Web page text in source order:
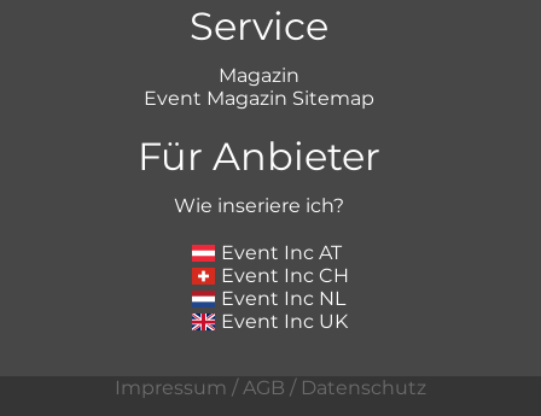
Service
Magazin
Event Magazin Sitemap
Für Anbieter
Wie inseriere ich?
Event Inc AT
Event Inc CH
Event Inc NL
Event Inc UK
Impressum /AGB / Datenschutz